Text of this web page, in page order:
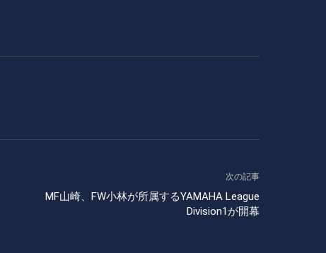
次の記事
MF山崎、FW小林が所属するYAMAHA League
Division1が開幕